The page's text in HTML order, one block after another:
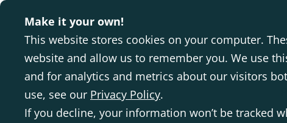
Make it your own!
This website stores cookies on your computer.
website and allow us to remember you. We use
and for analytics and metrics about our visitors
use, see our Privacy Policy.
If you decline, your information won’t be tracked